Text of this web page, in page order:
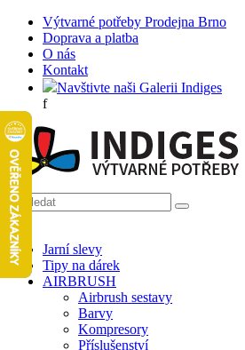
Výtvarné potřeby Prodejna Brno
Doprava a platba
O nás
Kontakt
Navštivte naši Galerii Indiges
f
Jarní slevy
Tipy na dárek
AIRBRUSH
Airbrush sestavy
Barvy
Kompresory
Příslušenství